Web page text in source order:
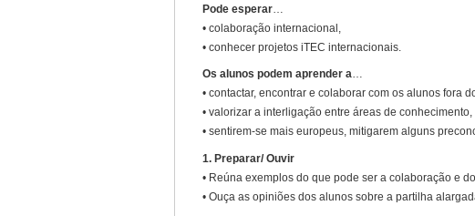
Pode esperar…
• colaboração internacional,
• conhecer projetos iTEC internacionais.
Os alunos podem aprender a…
• contactar, encontrar e colaborar com os alunos fora
• valorizar a interligação entre áreas de conhecimento,
• sentirem-se mais europeus, mitigarem alguns
1. Preparar/ Ouvir
• Reúna exemplos do que pode ser a colaboração e
• Ouça as opiniões dos alunos sobre a partilha